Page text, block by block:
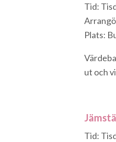
Tid:
Plats:
ut och
Tid: